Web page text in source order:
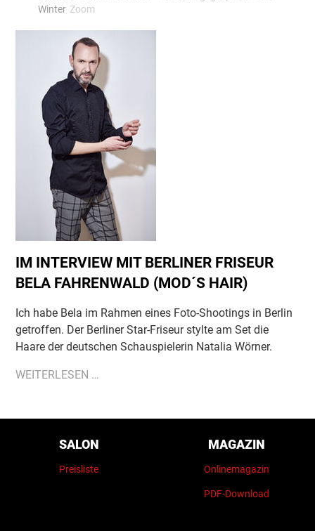
Winter Zoom
IM INTERVIEW MIT BERLINER FRISEUR
BELA FAHRENWALD (MOD´S HAIR)
Ich habe Bela im Rahmen eines Foto-Shootings in Berlin
getroffen. Der Berliner Star-Friseur stylte am Set die
Haare der deutschen Schauspielerin Natalia Wörner.
WEITERLESEN …
FRISEUR
FAHRENWALD
überspringen
SALON
Preisliste
MAGAZIN
Onlinemagazin
PDF-Download